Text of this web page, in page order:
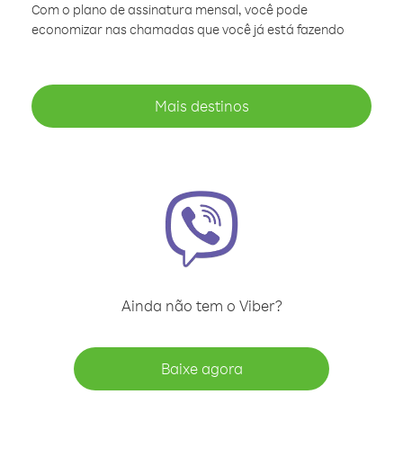
Com o plano de assinatura mensal, você pode
economizar nas chamadas que você já está fazendo
Mais destinos
Ainda não tem o Viber?
Baixe agora